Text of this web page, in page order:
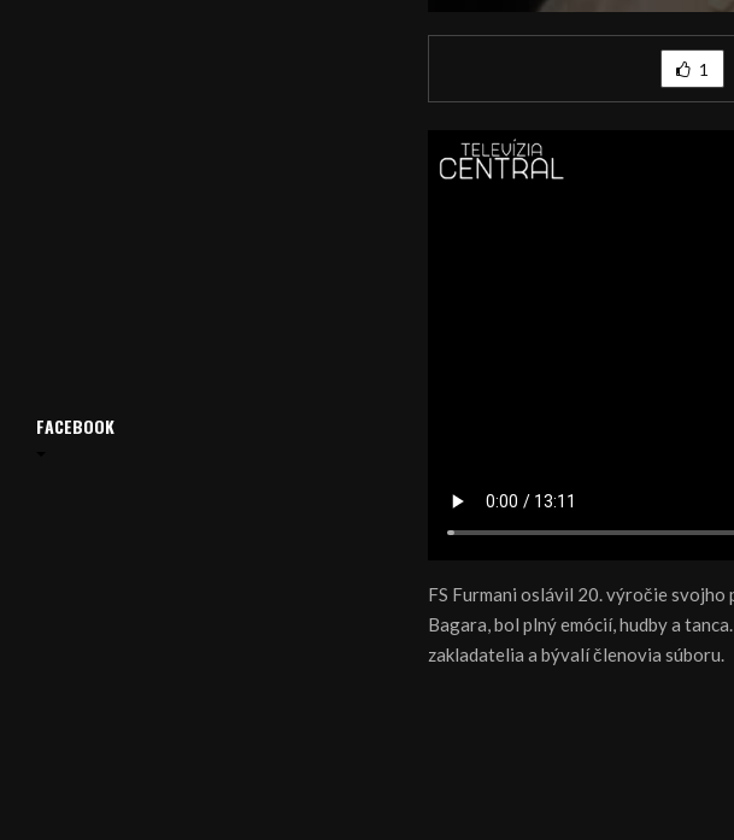
1
FS Furmani oslávil 20. výročie
Bagara, bol plný emócií, hudby a
zakladatelia a bývalí členovia súboru.
FACEBOOK